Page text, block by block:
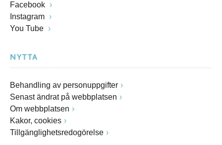
Facebook
Instagram
You Tube
NYTTA
Behandling av personuppgifter
Senast ändrat på webbplatsen
Om webbplatsen
Kakor, cookies
Tillgänglighetsredogörelse